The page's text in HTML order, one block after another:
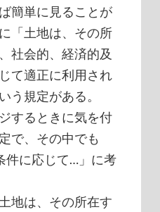
簡単に見ることが
「土地は、その所
社会的、経済的及
て適正に利用され
う規定がある。
するときに気を付
で、その中でも
件に応じて…」に考
地は、その所在す